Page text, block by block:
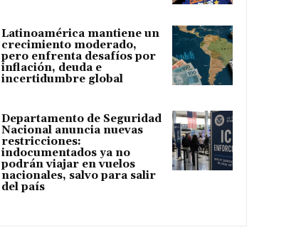
Latinoamérica mantiene un
crecimiento moderado,
pero enfrenta desafíos por
inflación, deuda e
incertidumbre global
Departamento de Seguridad
Nacional anuncia nuevas
restricciones:
indocumentados ya no
podrán viajar en vuelos
nacionales, salvo para salir
del país